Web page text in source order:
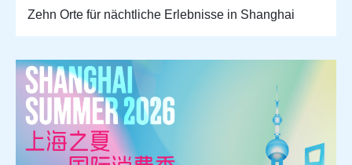
Zehn Orte für nächtliche Erlebnisse in Shanghai